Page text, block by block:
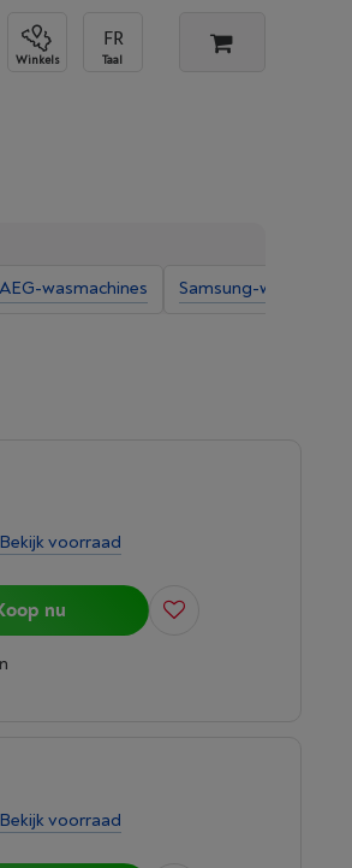
Winkels Taal
AEG-wasmachines Samsung-
Bekijk voorraad
nu
Bekijk voorraad